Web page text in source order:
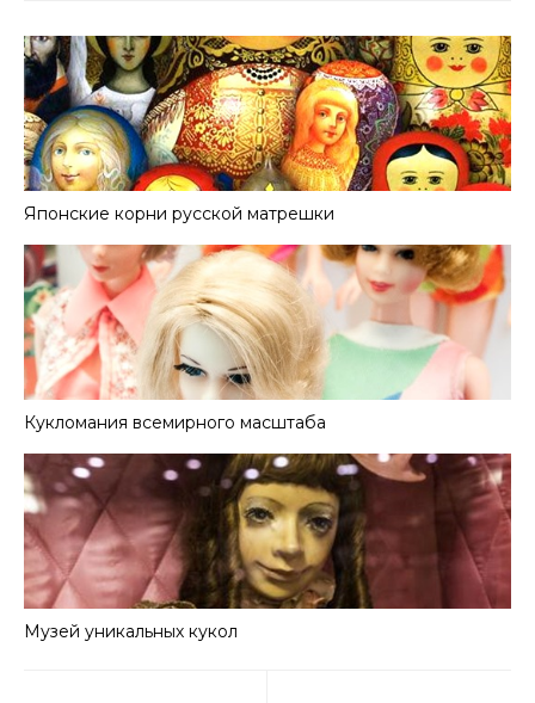
Японские корни русской матрешки
Кукломания всемирного масштаба
Музей уникальных кукол